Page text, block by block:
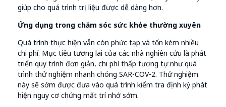
giúp cho quá trình trị liệu được dễ dàng hơn.
Ứng dụng trong chăm sóc sức khỏe thường xuyên
Quá trình thực hiện vẫn còn phức tạp và tốn kém nhiều
chi phí. Mục tiêu tương lai của các nhà nghiên cứu là phát
triển quy trình đơn giản, chi phí thấp tương tự như quá
trình thử nghiệm nhanh chóng SAR-COV-2. Thử nghiệm
này sẽ sớm được đưa vào quá trình kiểm tra định kỳ phát
hiện nguy cơ chứng mất trí nhớ sớm.